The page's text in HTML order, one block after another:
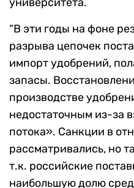
“В эти годы на фоне
разрыва цепочек
импорт удобрений,
запасы.
производстве
недостаточным из-за
потока». Санкции в
рассматривались, но
т.к. российские
наибольшую долю